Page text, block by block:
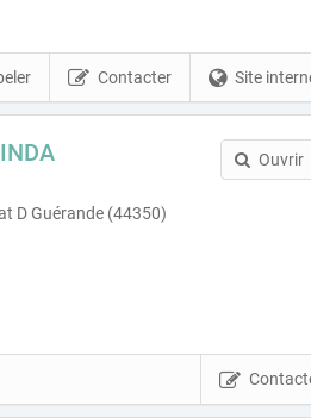
Site
Contacter
D Guérande (44350)
Ouvrir